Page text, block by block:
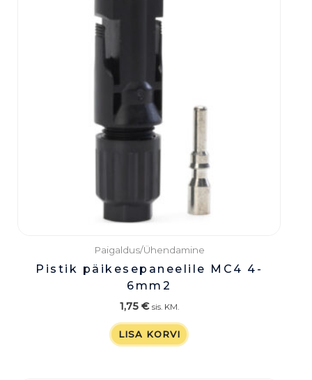
Paigaldus/Ühendamine
Pistik päikesepaneelile MC4 4-
6mm2
1,75 € sis. KM.
LISA KORVI